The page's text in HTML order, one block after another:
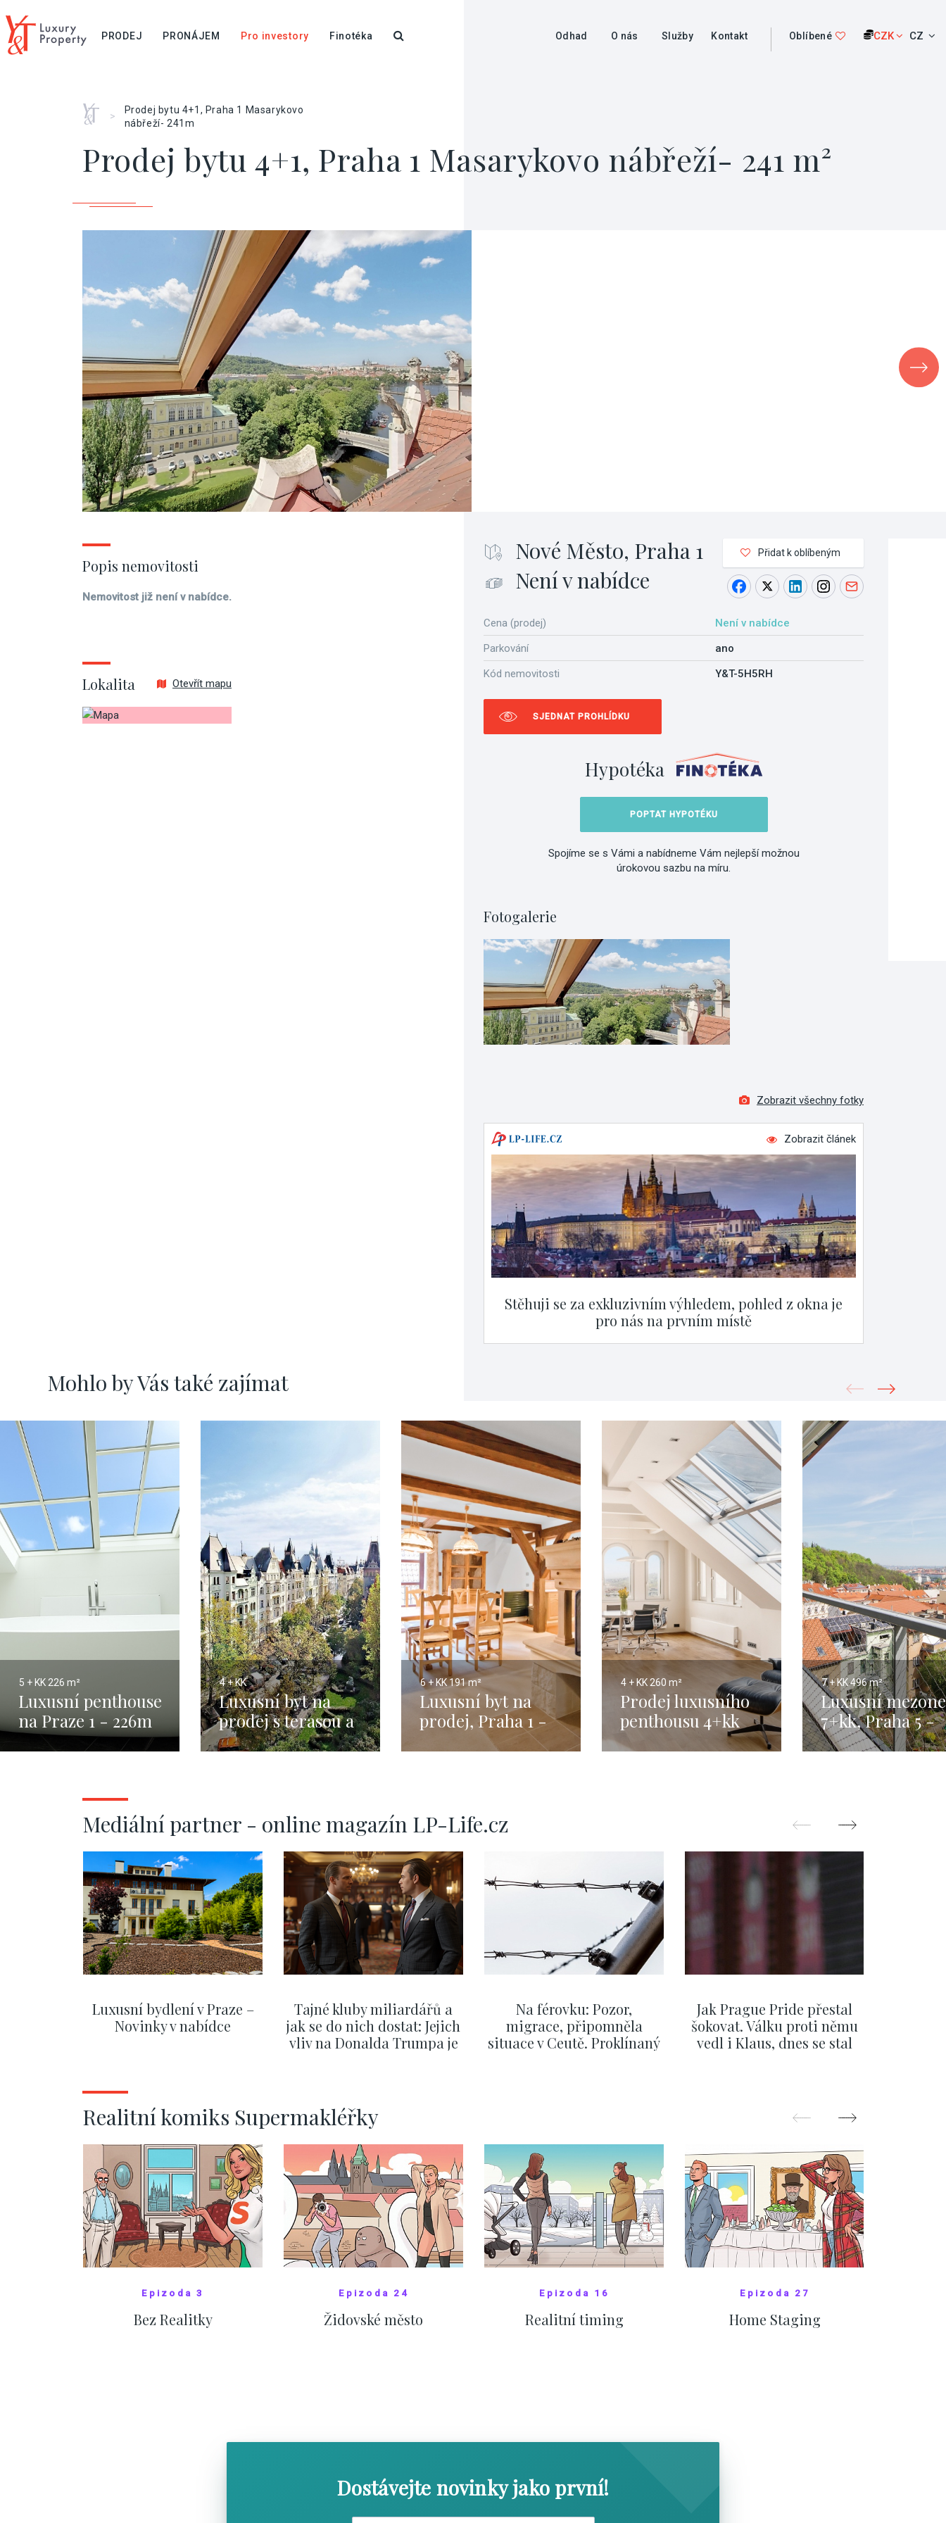
PRODEJ PRONÁJEM Pro investory Finotéka Odhad O nás Služby Kontakt Oblíbené CZK CZ
Home
>
Prodej bytu 4+1, Praha 1 Masarykovo
nábřeží- 241m
Prodej bytu 4+1, Praha 1 Masarykovo nábřeží- 241 m²
Nové Město, Praha 1
Není v nabídce
Přidat k oblíbeným
Cena (prodej)
Není v nabídce
Parkování
ano
Kód nemovitosti
Y&T-5H5RH
SJEDNAT PROHLÍDKU
Hypotéka
POPTAT HYPOTÉKU
Spojíme se s Vámi a nabídneme Vám nejlepší možnou
úrokovou sazbu na míru.
Fotogalerie
Zobrazit všechny fotky
Zobrazit článek
Stěhuji se za exkluzivním výhledem, pohled z okna je
pro nás na prvním místě
Popis nemovitosti
Nemovitost již není v nabídce.
Lokalita Otevřít mapu
Mohlo by Vás také zajímat
5 + KK 226 m²
Luxusní penthouse
na Praze 1 - 226m
4 + KK
Luxusní byt na
prodej s terasou a
výhledem na
6 + KK191 m²
Luxusní byt na
prodej, Praha 1 -
4 + KK 260 m²
Prodej luxusního
penthousu 4+kk
260 m², Praha 3 -
7 + KK496 m²
Luxusní
7+kk, Praha 5 -
Smíchov –
Mediální partner - online magazín LP-Life.cz
Luxusní bydlení v Praze –
Novinky v nabídce
Tajné kluby miliardářů a
jak se do nich dostat: Jejich
vliv na Donalda Trumpa je
Na férovku: Pozor,
migrace, připomněla
situace v Ceutě. Proklínaný
Jak Prague Pride přestal
šokovat. Válku proti němu
vedl i Klaus, dnes se stal
Realitní komiks Supermakléřky
Epizoda 3
Bez Realitky
Epizoda 24
Židovské město
Epizoda 16
Realitní timing
Epizoda 27
Home Staging
Dostávejte novinky jako první!